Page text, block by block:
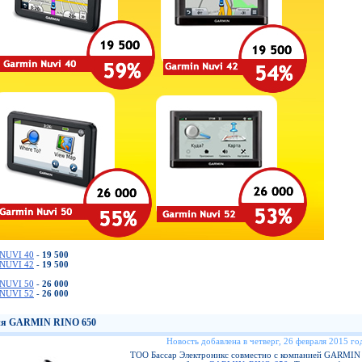
40 - 19 500
42 - 19 500
50 - 26 000
52 - 26 000
GARMIN RINO 650
Новость добавлена в четверг, 26 февраля 2015
ТОО Бассар Электроникс совместно с компанией GARMIN